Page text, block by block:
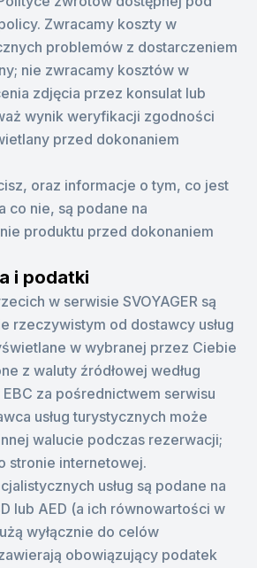
Zwracamy koszty w
problemów z dostarczeniem
nie zwracamy kosztów w
zdjęcia przez konsulat lub
wynik weryfikacji zgodności
przed dokonaniem
oraz informacje o tym, co jest
co nie, są podane na
produktu przed dokonaniem
i podatki
w serwisie SVOYAGER są
rzeczywistym od dostawcy usług
w wybranej przez Ciebie
z waluty źródłowej według
za pośrednictwem serwisu
usług turystycznych może
walucie podczas rezerwacji;
stronie internetowej.
usług są podane na
lub AED (a ich równowartości w
wyłącznie do celów
obowiązujący podatek